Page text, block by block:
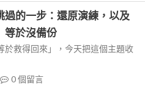
的一步：還原演練，以及
等於沒備份
於救得回來」，今天把這個主題收
0個留言